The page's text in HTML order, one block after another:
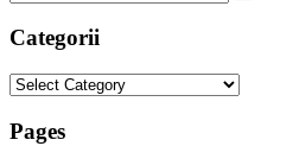
Categorii
Categorii
Pages